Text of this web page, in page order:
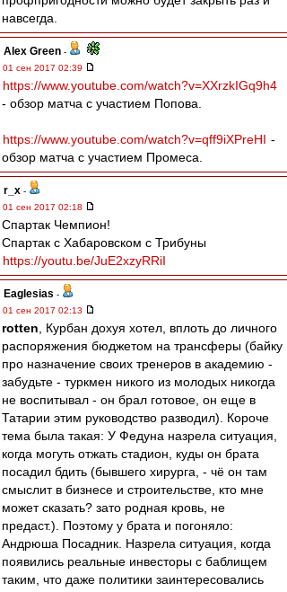
навсегда.
Alex Green -
01 сен 2017 02:39
https://www.youtube.com/watch?v=XXrzkIGq9h4
- обзор матча с участием Попова.
https://www.youtube.com/watch?v=qff9iXPreHI -
обзор матча с участием Промеса.
r_x -
01 сен 2017 02:18
Спартак Чемпион!
Спартак с Хабаровском с Трибуны
https://youtu.be/JuE2xzyRRiI
Eaglesias -
01 сен 2017 02:13
rotten , Курбан дохуя хотел, вплоть до личного
распоряжения бюджетом на трансферы (байку
про назначение своих тренеров в академию -
забудьте - туркмен никого из молодых никогда
не воспитывал - он брал готовое, он еще в
Татарии этим руководство разводил). Короче
тема была такая: У Федуна назрела ситуация,
когда могуть отжать стадион, куды он брата
посадил бдить (бывшего хирурга, - чё он там
смыслит в бизнесе и строительстве, кто мне
может сказать? зато родная кровь, не
предаст.). Поэтому у брата и погоняло:
Андрюша Посадник. Назрела ситуация, когда
появились реальные инвесторы с баблищем
таким, что даже политики заинтересовались